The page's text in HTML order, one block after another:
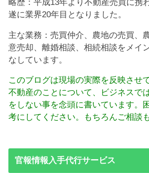
略歴：平成13年より不動産売買に携
遂に業界20年目となりました。
主な業務：売買仲介、農地の売買、
意売却、離婚相談、相続相談をメイ
なしています。
このブログは現場の実際を反映させ
不動産のことについて、ビジネスで
をしない事を念頭に書いています。
考にしてください。もちろんご相談
官報情報入手代行サービス